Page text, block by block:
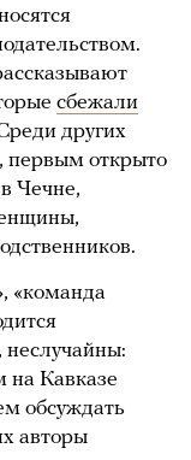
сбежали
других
первым открыто
Чечне,
«команда
неслучайны:
на Кавказе
обсуждать
авторы